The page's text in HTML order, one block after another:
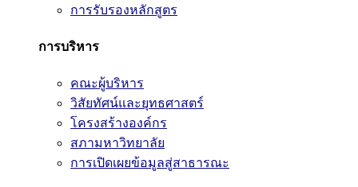
การรับรองหลักสูตร
การบริหาร
คณะผู้บริหาร
วิสัยทัศน์และยุทธศาสตร์
โครงสร้างองค์กร
สภามหาวิทยาลัย
การเปิดเผยข้อมูลสู่สาธารณะ